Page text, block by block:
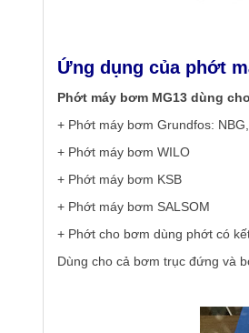
Ứng dụng của phớt
Phớt máy bơm MG13 dùng
+ Phớt máy bơm Grundfos:
+ Phớt máy bơm WILO
+ Phớt máy bơm KSB
+ Phớt máy bơm SALSOM
+ Phớt cho bơm dùng phớt có
Dùng cho cả bơm trục đứng và